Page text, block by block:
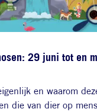
29 juni tot en
en waarom
die van dier op